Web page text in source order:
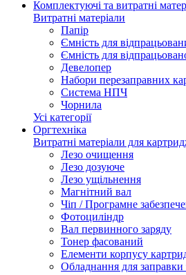
Комплектуючі та витратні
Витратні матеріали
Папір
Ємність для
Ємність для
Девелопер
Набори перезаправних
Система НПЧ
Чорнила
Усі категорії
Оргтехніка
Витратні матеріали для
Лезо очищення
Лезо дозуюче
Лезо ущільнення
Магнітний вал
Чіп / Програмне
Фотоциліндр
Вал первинного заряду
Тонер фасований
Елементи корпусу
Обладнання для заправки